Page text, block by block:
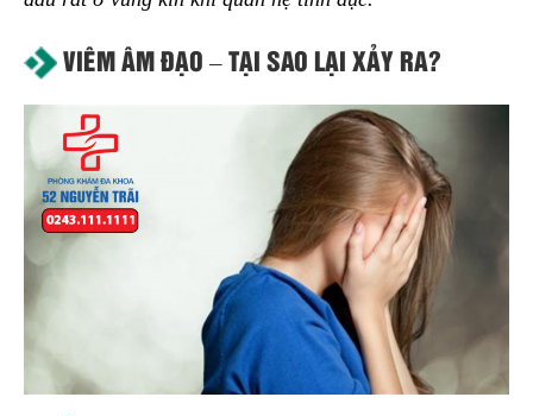
VIÊM ÂM ĐẠO – TẠI SAO LẠI XẢY RA?